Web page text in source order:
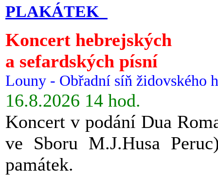
PLAKÁTEK
Koncert hebrejských
a sefardských písní
Louny - Obřadní síň židovského
16.8.2026 14 hod.
Koncert v podání Dua
ve Sboru M.J.Husa
památek.